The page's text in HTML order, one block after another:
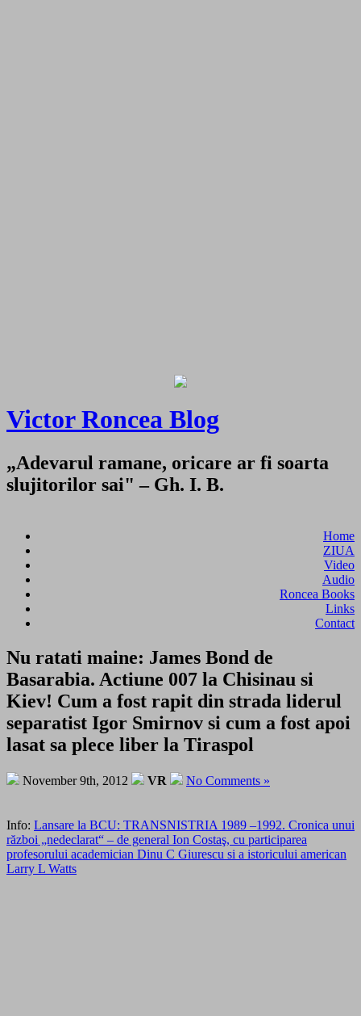
Victor Roncea Blog
„Adevarul ramane, oricare ar fi soarta
slujitorilor sai" – Gh. I. B.
Home
ZIUA
Video
Audio
Roncea Books
Links
Contact
Nu ratati maine: James Bond de
Basarabia. Actiune 007 la Chisinau si
Kiev! Cum a fost rapit din strada liderul
separatist Igor Smirnov si cum a fost apoi
lasat sa plece liber la Tiraspol
November 9th, 2012 VR No Comments »
Info: Lansare la BCU: TRANSNISTRIA 1989 –1992. Cronica unui
război „nedeclarat“ – de general Ion Costaş, cu participarea
profesorului academician Dinu C Giurescu si a istoricului american
Larry L Watts